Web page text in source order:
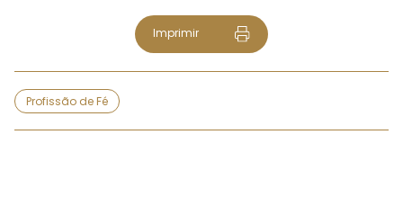
Imprimir
Profissão de Fé